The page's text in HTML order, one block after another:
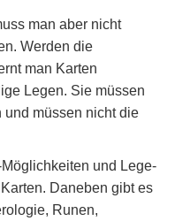
man aber nicht
Werden die
man Karten
Legen. Sie müssen
und müssen nicht die
und Lege-
Daneben gibt es
Runen,